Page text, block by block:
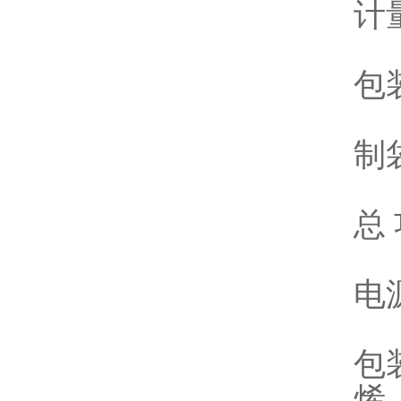
计
包
制
总
电
包